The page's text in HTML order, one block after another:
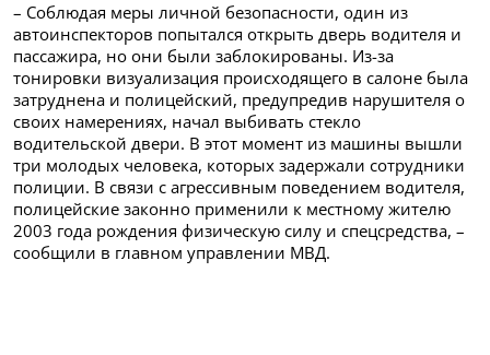
– Соблюдая меры личной безопасности, один из
автоинспекторов попытался открыть дверь водителя и
пассажира, но они были заблокированы. Из-за
тонировки визуализация происходящего в салоне была
затруднена и полицейский, предупредив нарушителя о
своих намерениях, начал выбивать стекло
водительской двери. В этот момент из машины вышли
три молодых человека, которых задержали сотрудники
полиции. В связи с агрессивным поведением водителя,
полицейские законно применили к местному жителю
2003 года рождения физическую силу и спецсредства, –
сообщили в главном управлении МВД.